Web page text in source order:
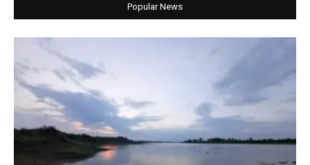
Popular News